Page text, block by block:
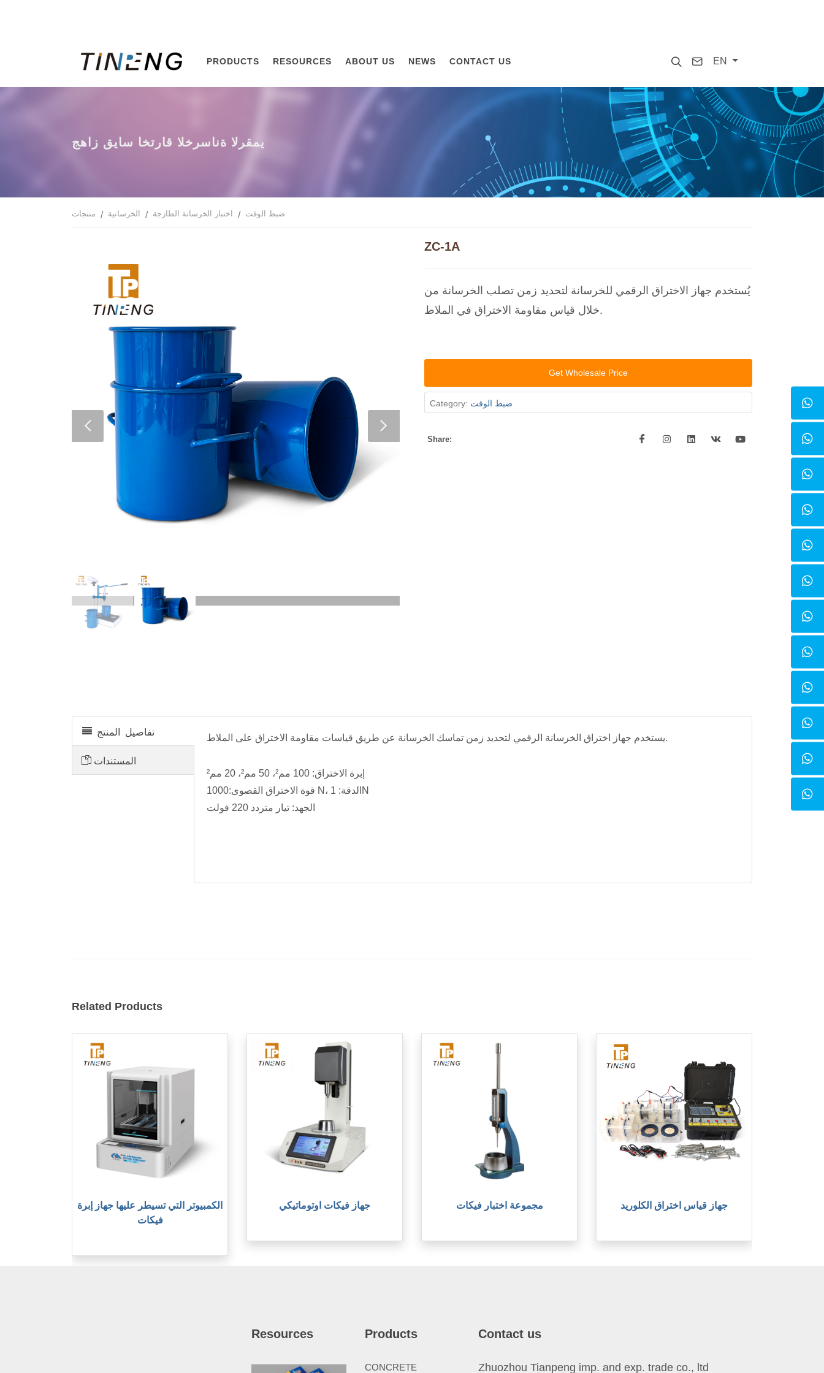
SearchContact
EN
PRODUCTS RESOURCES ABOUT US NEWS CONTACT US
جهاز قياس اختراق الخرسانة الرقمي
منتجات الخرسانية اختبار الخرسانة الطازجة ضبط الوقت
جهاز اختراق الخرسانة الرقمي
ZC-1A
يُستخدم جهاز الاختراق الرقمي للخرسانة لتحديد زمن تصلب الخرسانة من
خلال قياس مقاومة الاختراق في الملاط.
Get Wholesale Price
Category: ضبط الوقت
Share:
تفاصيل المنتج
المستندات
يستخدم جهاز اختراق الخرسانة الرقمي لتحديد زمن تماسك الخرسانة عن طريق قياسات مقاومة الاختراق على الملاط.
إبرة الاختراق: 100 مم²، 50 مم²، 20 مم²
قوة الاختراق القصوى:1000 N، الدقة: 1N
الجهد: تيار متردد 220 فولت
Related Products
الكمبيوتر التي تسيطر عليها جهاز إبرة
فيكات
جهاز فيكات اوتوماتيكي مجموعة اختبار فيكات جهاز قياس اختراق الكلوريد
Resources Products
CONCRETE
Contact us
Zhuozhou Tianpeng imp. and exp. trade co., ltd